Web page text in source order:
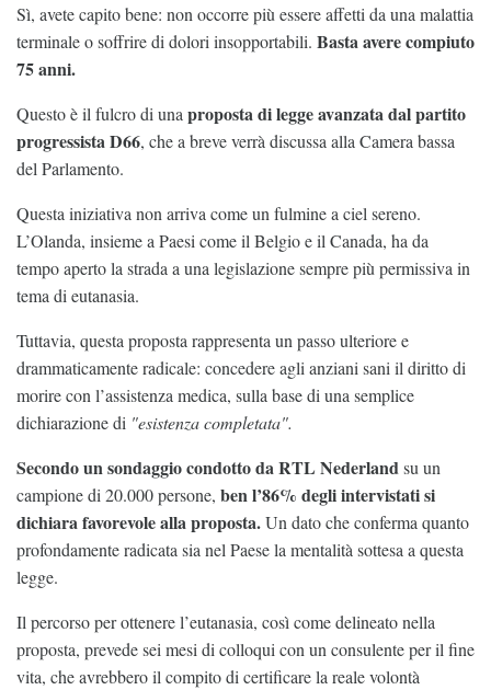
Sì, avete capito bene: non occorre più essere affetti da una malattia
terminale o soffrire di dolori insopportabili. Basta avere compiuto
75 anni.
Questo è il fulcro di una proposta di legge avanzata dal partito
progressista D66, che a breve verrà discussa alla Camera bassa
del Parlamento.
Questa iniziativa non arriva come un fulmine a ciel sereno.
L’Olanda, insieme a Paesi come il Belgio e il Canada, ha da
tempo aperto la strada a una legislazione sempre più permissiva in
tema di eutanasia.
Tuttavia, questa proposta rappresenta un passo ulteriore e
drammaticamente radicale: concedere agli anziani sani il diritto di
morire con l’assistenza medica, sulla base di una semplice
dichiarazione di "esistenza completata".
Secondo un sondaggio condotto da RTL Nederlandsu un
campione di 20.000 persone, ben l’86% degli intervistati si
dichiara favorevole alla proposta.Un dato che conferma quanto
profondamente radicata sia nel Paese la mentalità sottesa a questa
legge.
Il percorso per ottenere l’eutanasia, così come delineato nella
proposta, prevede sei mesi di colloqui con un consulente per il fine
vita, che avrebbero il compito di certificare la reale volontà